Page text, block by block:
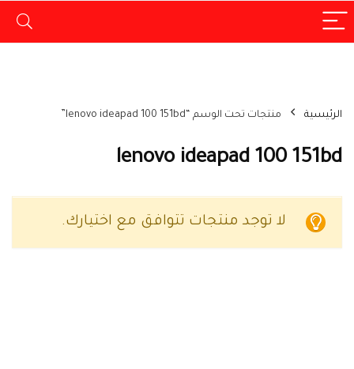
الرئيسية منتجات تحت الوسم “lenovo ideapad 100 151bd”
lenovo ideapad 100 151bd
لا توجد منتجات تتوافق مع اختيارك.